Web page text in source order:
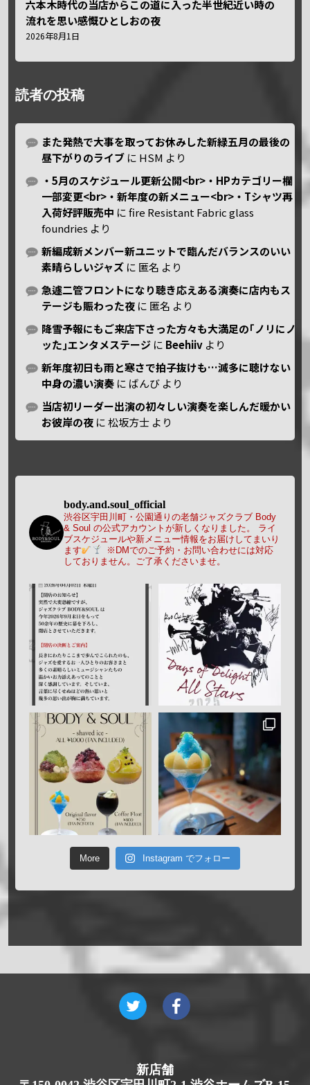
六本木時代の当店からこの道に入った半世紀近い時の
流れを思い感慨ひとしおの夜
2026年8月1日
読者の投稿
また発熱で大事を取ってお休みした新緑五月の最後の
昼下がりのライブ に HSM より
・5月のスケジュール更新公開<br>・HPカテゴリー欄
一部変更<br>・新年度の新メニュー<br>・Tシャツ再
入荷好評販売中 にfire Resistant Fabric glass
foundries より
新編成新メンバー新ユニットで臨んだバランスのいい
素晴らしいジャズ に 匿名 より
急遽二管フロントになり聴き応えある演奏に店内もス
テージも賑わった夜 に 匿名 より
降雪予報にもご来店下さった方々も大満足の｢ノリにノ
ッた｣エンタメステージ に Beehiiv より
新年度初日も雨と寒さで拍子抜けも…滅多に聴けない
中身の濃い演奏 に ばんび より
当店初リーダー出演の初々しい演奏を楽しんだ暖かい
お彼岸の夜 に松坂方士 より
body.and.soul_official
渋谷区宇田川町・公園通りの老舗ジャズクラブ Body
& Soul の公式アカウントが新しくなりました。
ライ
ブスケジュールや新メニュー情報をお届けしてまいり
ます
※DMでのご予約・お問い合わせには対応
しておりません。ご了承くださいませ。
More Instagram でフォロー
新店舗